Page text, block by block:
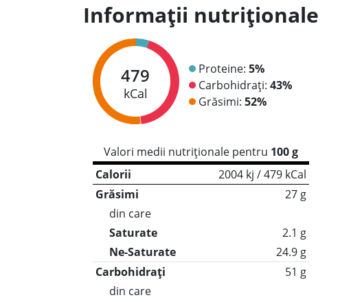
Informații nutriționale
479
kCal
Proteine: 5%
Carbohidrați: 43%
Grăsimi: 52%
Valori medii nutriționale pentru 100 g
Calorii
2004 kj / 479 kCal
Grăsimi
27 g
din care
Saturate
2.1 g
Ne-Saturate
24.9 g
Carbohidrați
51 g
din care